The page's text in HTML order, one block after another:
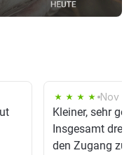
Nov 3,
Kleiner, sehr
Insgesamt drei
den Zugang